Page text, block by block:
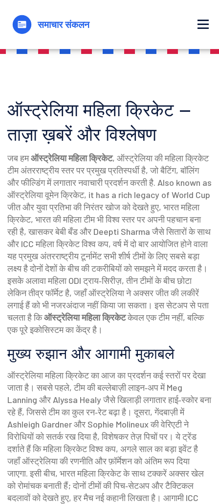
ऑस्ट्रेलिया महिला क्रिकेट –
ताज़ा ख़बरें और विश्लेषण
जब हमऑस्ट्रेलिया महिला क्रिकेट, ऑस्ट्रेलिया की महिला क्रिकेट
टीम अंतरराष्ट्रीय स्तर पर प्रमुख प्रतिस्पर्धी है, जो बैटिंग, बॉलिंग
और फील्डिंग में लगातार नवाचारी प्रदर्शन करती है. Also known as
ऑस्ट्रेलिया वूमेन क्रिकेट, it has a rich legacy of World Cup
जीत और युवा प्रतिभा की निरंतर खोजको देखते हुए, भारत महिला
क्रिकेट, भारत की महिला टीम भी विश्व स्तर पर अपनी पहचान बना
रही है, खासकर बेबी बँड और Deepti Sharma जैसे सितारों के साथ
और ICC महिला क्रिकेट विश्व कप,वर्ष में दो बार आयोजित होने वाला
यह प्रमुख अंतरराष्ट्रीय टूर्नामेंट सभी शीर्ष टीमों के लिए सबसे बड़ा
लक्ष्य हैदोनों देशों के बीच की टकरीबियों को समझने में मदद करता है।
इसके अलावामहिला ODI ट्राय‑सिरीज़,तीन टीमों के बीच छोटा
लेकिन तीव्र फॉर्मेट है, जहाँ ऑस्ट्रेलिया ने अक्सर जीत की लकीरें
लगाई हैंको भी नजरअंदाज नहीं किया जा सकता। इस सेटअप से पता
चलता है किऑस्ट्रेलिया महिला क्रिकेटकेवल एक टीम नहीं, बल्कि
एक पूरे इकोसिस्टम का केंद्र है।
मुख्य रुझान और आगामी मुकाबले
ऑस्ट्रेलिया महिला क्रिकेट का आज का प्रदर्शन कई स्तरों पर देखा
जाता है। सबसे पहले, टीम की बल्लेबाज़ी लाइन‑अप में Meg
Lanning और Alyssa Healy जैसे खिलाड़ी लगातार हाई‑स्कोर बना
रहे हैं, जिससे टीम का कुल रन‑रेट बढ़ा है। दूसरा, गेंदबाज़ी में
Ashleigh Gardner और Sophie Molineux की वेरिएटी ने
विरोधियों को सतर्क रख दिया है, विशेषकर तेज़ पिचों पर। ये ट्रेंड
दर्शाते हैं किमहिला क्रिकेट विश्व कप, अगले साल का बड़ा इवेंट है
जहाँ ऑस्ट्रेलिया की रणनीति और फ़ॉर्मेशन को अंतिम रूप दिया
जाएगा. इसी बीच, भारत महिला क्रिकेट के साथ टक्करें अक्सर खेल
को रोमांचक बनाती हैं; दोनों टीमों की पिच‑सेटअप और टैक्टिकल
बदलावों को देखते हुए, हर मैच नई कहानी लिखता है। आगामी ICC